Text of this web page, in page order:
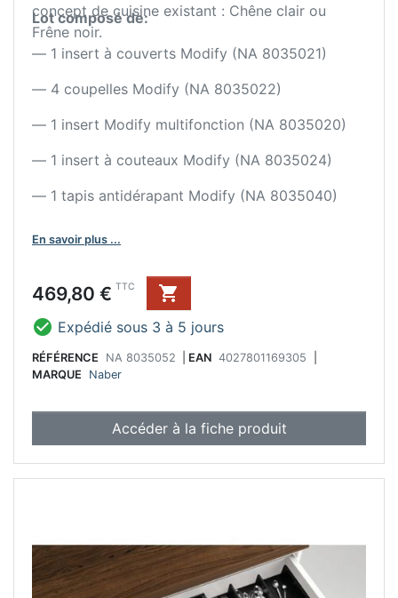
concept de cuisine existant : Chêne clair ou
Frêne noir.
Lot composé de:
— 1 insert à couverts Modify (NA 8035021)
— 4 coupelles Modify (NA 8035022)
— 1 insert Modify multifonction (NA 8035020)
— 1 insert à couteaux Modify (NA 8035024)
— 1 tapis antidérapant Modify (NA 8035040)
En savoir plus ...
Prix
469,80 € TTC

 Expédié sous 3 à 5 jours
RÉFÉRENCE NA 8035052 EAN 4027801169305
MARQUE
Naber
Accéder à la fiche produit